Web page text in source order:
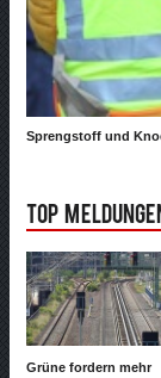
Sprengstoff und
Top
Grüne fordern mehr